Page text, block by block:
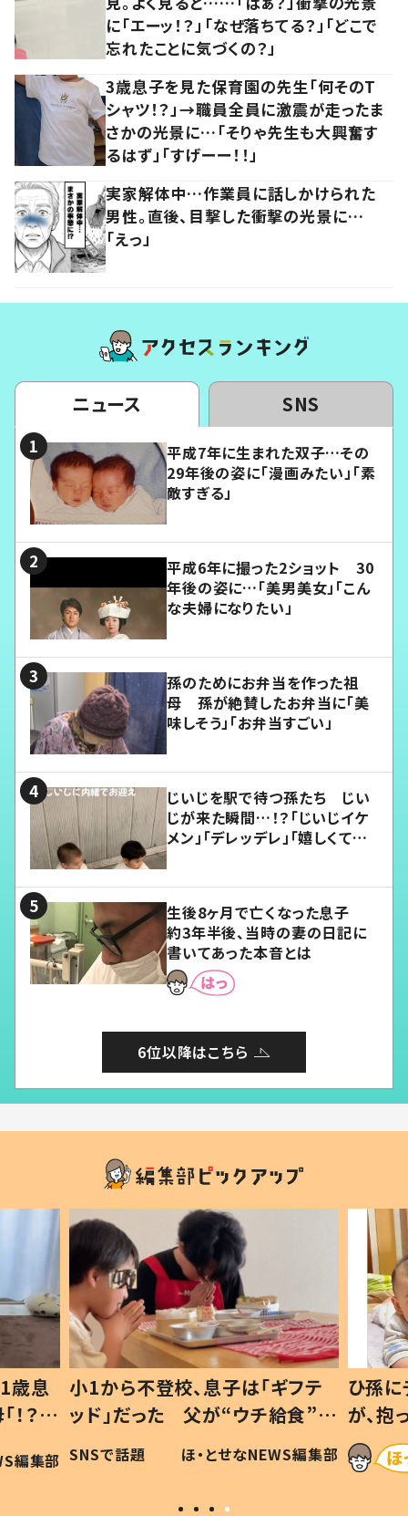
に「エーッ！？」「なぜ落ちてる？」「どこで
忘れたことに気づくの？」
3歳息子を見た保育園の先生「何そのT
シャツ！？」→職員全員に激震が走ったま
さかの光景に…「そりゃ先生も大興奮す
るはず」「すげーー！！」
実家解体中…作業員に話しかけられた
男性。直後、目撃した衝撃の光景に…
「えっ」
ニュース SNS
平成7年に生まれた双子…その
29年後の姿に「漫画みたい」「素
敵すぎる」
平成6年に撮った2ショット 30
年後の姿に…「美男美女」「こん
な夫婦になりたい」
孫のためにお弁当を作った祖
母 孫が絶賛したお弁当に「美
味しそう」「お弁当すごい」
じいじを駅で待つ孫たち じい
じが来た瞬間…！？「じいじイケ
メン」「デレッデレ」「嬉しくて可
生後8ヶ月で亡くなった息子
約3年半後、当時の妻の日記に
書いてあった本音とは
6位以降はこちら
歳息
？」
編集部
小1から不登校、息子は「ギフテ
ッド」だった 父が“ウチ給食”を
作り続ける理由とは #令和の親
#令和の子
SNSで話題 ほ・とせなNEWS編集部
ひ孫
が、
「涙が
い」